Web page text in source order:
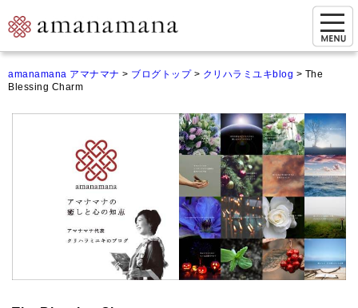
ご来店&購入
シンギングボウル講座
倍音呼吸法レッスン
amanamana アマナマナ > ブログトップ> クリハラミユキblog > The
Blessing Charm